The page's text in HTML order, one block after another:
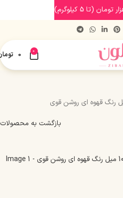
0
0
بازگشت به محصولات